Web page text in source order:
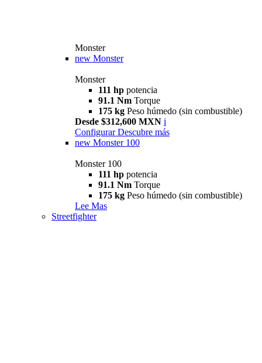
Monster
new Monster
Monster
111 hp potencia
91.1 Nm Torque
175 kg Peso húmedo (sin combustible)
Desde $312,600 MXN i
Configurar Descubre más
new Monster 100
Monster 100
111 hp potencia
91.1 Nm Torque
175 kg Peso húmedo (sin combustible)
Lee Mas
Streetfighter